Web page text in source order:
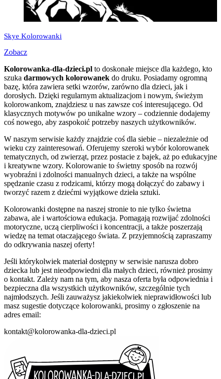
Skye Kolorowanki
Zobacz
Kolorowanka-dla-dzieci.pl to doskonałe miejsce dla każdego, kto
szuka darmowych kolorowanek do druku. Posiadamy ogromną
bazę, która zawiera setki wzorów, zarówno dla dzieci, jak i
dorosłych. Dzięki regularnym aktualizacjom i nowym, świeżym
kolorowankom, znajdziesz u nas zawsze coś interesującego. Od
klasycznych motywów po unikalne wzory – codziennie dodajemy
coś nowego, aby zaspokoić potrzeby naszych użytkowników.
W naszym serwisie każdy znajdzie coś dla siebie – niezależnie od
wieku czy zainteresowań. Oferujemy szeroki wybór kolorowanek
tematycznych, od zwierząt, przez postacie z bajek, aż po edukacyjne
i kreatywne wzory. Kolorowanie to świetny sposób na rozwój
wyobraźni i zdolności manualnych dzieci, a także na wspólne
spędzanie czasu z rodzicami, którzy mogą dołączyć do zabawy i
tworzyć razem z dziećmi wyjątkowe dzieła sztuki.
Kolorowanki dostępne na naszej stronie to nie tylko świetna
zabawa, ale i wartościowa edukacja. Pomagają rozwijać zdolności
motoryczne, uczą cierpliwości i koncentracji, a także poszerzają
wiedzę na temat otaczającego świata. Z przyjemnością zapraszamy
do odkrywania naszej oferty!
Jeśli którykolwiek materiał dostępny w serwisie narusza dobro
dziecka lub jest nieodpowiedni dla małych dzieci, również prosimy
o kontakt. Zależy nam na tym, aby nasza oferta była odpowiednia i
bezpieczna dla wszystkich użytkowników, szczególnie tych
najmłodszych. Jeśli zauważysz jakiekolwiek nieprawidłowości lub
masz sugestie dotyczące kolorowanki, prosimy o zgłoszenie na
adres email:
kontakt@kolorowanka-dla-dzieci.pl